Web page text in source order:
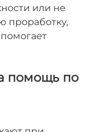
или не
проработку,
помощь по